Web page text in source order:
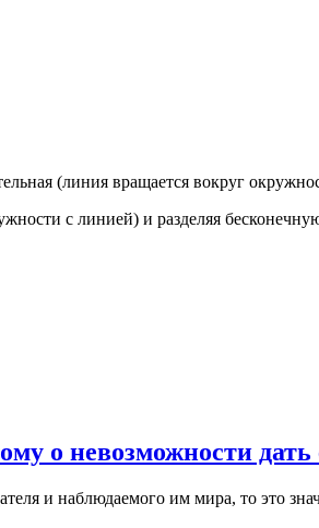
(линия вращается вокруг
с линией) и разделяя
о невозможности дать
и наблюдаемого им мира, то это